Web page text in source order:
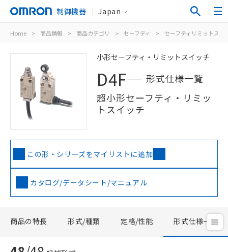
制御機器 Japan
Home > 商品情報 > 商品カテゴリ > セーフティ > セーフティリミットスイ
小形セーフティ・リミットスイッチ
D4F
形式仕様一覧
超小形セーフティ・リミッ
トスイッチ
この形・シリーズをマイリストに追加
カタログ/データシート/マニュアル
商品の特長 形式/種類 定格/性能 形式仕様一覧